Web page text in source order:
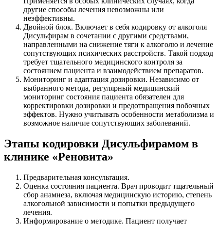
другие способы лечения невозможны или
неэффективны.
Двойной блок. Включает в себя кодировку от алкоголя
Дисульфирам в сочетании с другими средствами,
направленными на снижение тяги к алкоголю и лечение
сопутствующих психических расстройств. Такой подход
требует тщательного медицинского контроля за
состоянием пациента и взаимодействием препаратов.
Мониторинг и адаптация дозировки. Независимо от
выбранного метода, регулярный медицинский
мониторинг состояния пациента обязателен для
корректировки дозировки и предотвращения побочных
эффектов. Нужно учитывать особенности метаболизма и
возможное наличие сопутствующих заболеваний.
Этапы кодировки Дисульфирамом в
клинике «Реновита»
Предварительная консультация.
Оценка состояния пациента. Врач проводит тщательный
сбор анамнеза, включая медицинскую историю, степень
алкогольной зависимости и попытки предыдущего
лечения.
Информирование о методике. Пациент получает